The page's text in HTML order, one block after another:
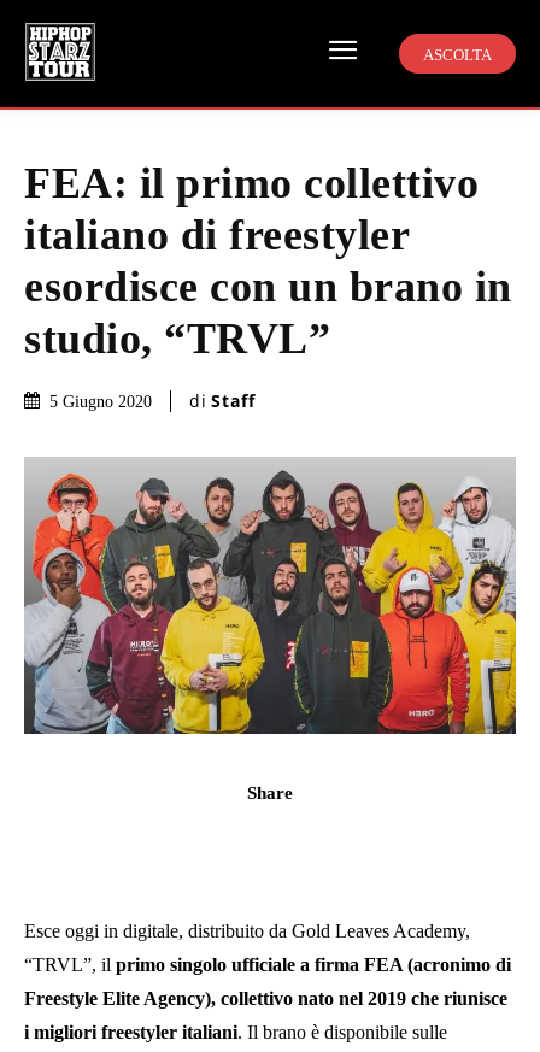
ASCOLTA
FEA: il primo collettivo
italiano di freestyler
esordisce con un brano in
studio, “TRVL”
5 Giugno 2020 di Staff
Share
Esce oggi in digitale, distribuito da Gold Leaves Academy,
“TRVL”, il primo singolo ufficiale a firma FEA (acronimo di
Freestyle Elite Agency), collettivo nato nel 2019 che riunisce
i migliori freestyler italiani. Il brano è disponibile sulle